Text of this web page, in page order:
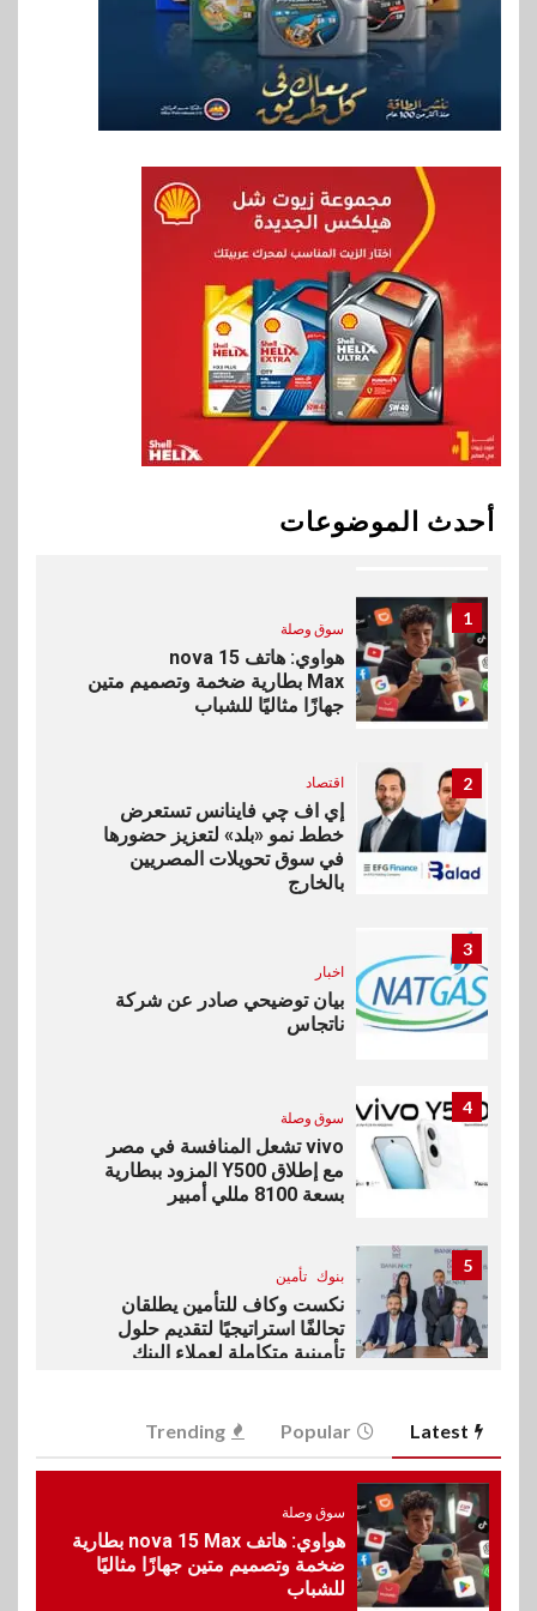
أحدث الموضوعات
استراتيجية مع MCS لإطلاق
محفظة التدريب الرسمية
لكاسبرسكي
8
بنك الإسكندرية يطلق الحساب
الجاري “ابدأ” اليومي
اخبار سيارات
شبكة لشحن المركبات الكهربائية
في مصر
10
بنوك
رئيسًا تنفيذيًا للمعاملات المصرفية
1
سوق وصلة
هواوي: هاتف nova 15
Max بطارية ضخمة وتصميم متين
جهازًا مثاليًا للشباب
2 اقتصاد
إي اف چي فاينانس تستعرض
خطط نمو «بلد» لتعزيز حضورها
في سوق تحويلات المصريين
بالخارج
3
اخبار
بيان توضيحي صادر عن شركة
ناتجاس
4
سوق وصلة
vivo تشعل المنافسة في مصر
مع إطلاق Y500 المزود ببطارية
بسعة 8100 مللي أمبير
5
بنوك تأمين
نكست وكاف للتأمين يطلقان
تحالفًا استراتيجيًا لتقديم حلول
تأمينية متكاملة لعملاء البنك
6
اقتصاد
رئيس مجلس القضاء الأعلى يوقّع
خدمة الإعلان الإلكتروني المسجل
7 اخبار
Latest
Popular
Trending
سوق وصلة
هواوي: هاتف nova 15 Max بطارية
ضخمة وتصميم متين جهازًا مثاليًا
للشباب